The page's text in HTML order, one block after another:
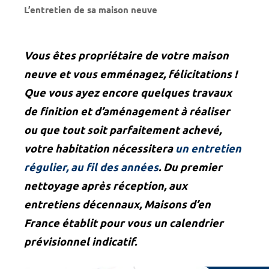
L’entretien de sa maison neuve
Vous êtes propriétaire de votre maison
neuve et vous emménagez, félicitations !
Que vous ayez encore quelques travaux
de finition et d’aménagement à réaliser
ou que tout soit parfaitement achevé,
votre habitation nécessitera un entretien
régulier, au fil des années. Du premier
nettoyage après réception, aux
entretiens décennaux, Maisons d’en
France établit pour vous un calendrier
prévisionnel indicatif.